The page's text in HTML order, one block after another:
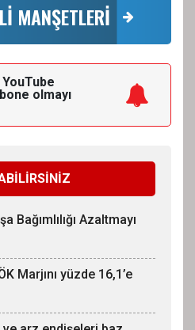
MANŞETLERİ
olmayı
Bağımlılığı Azaltmayı
Marjını yüzde 16,1’e